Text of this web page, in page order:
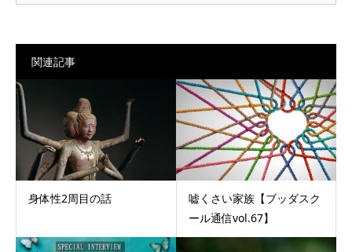
関連記事
身体性2周目の話
嘘くさい家族【ブッダスク
ール通信vol.67】